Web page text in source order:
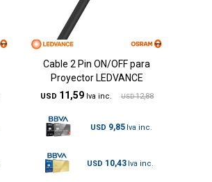
Cable 2 Pin ON/OFF para
Proyector LEDVANCE
USD 11,59 USD 12,88
USD 9,85
USD 10,43